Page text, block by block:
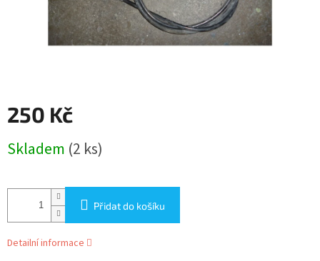
250 Kč
cena:
Skladem (2 ks)
Přidat do košíku
Detailní informace